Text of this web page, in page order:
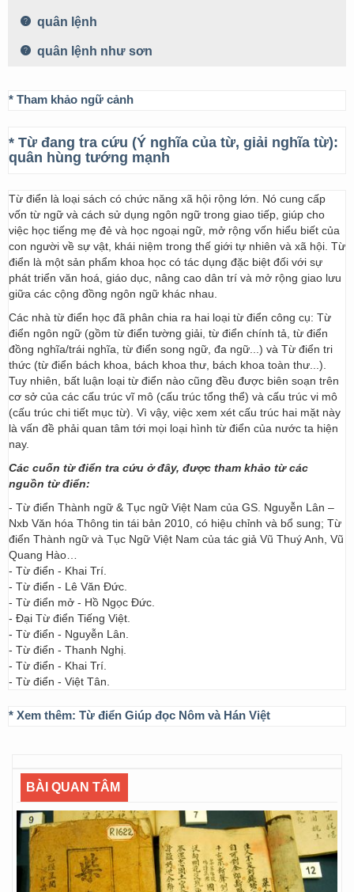
quân lệnh
quân lệnh như sơn
* Tham khảo ngữ cảnh
* Từ đang tra cứu (Ý nghĩa của từ, giải nghĩa từ):
quân hùng tướng mạnh
Từ điển là loại sách có chức năng xã hội rộng lớn. Nó cung cấp
vốn từ ngữ và cách sử dụng ngôn ngữ trong giao tiếp, giúp cho
việc học tiếng mẹ đẻ và học ngoại ngữ, mở rộng vốn hiểu biết của
con người về sự vật, khái niệm trong thế giới tự nhiên và xã hội. Từ
điển là một sản phẩm khoa học có tác dụng đặc biệt đối với sự
phát triển văn hoá, giáo dục, nâng cao dân trí và mở rộng giao lưu
giữa các cộng đồng ngôn ngữ khác nhau.
Các nhà từ điển học đã phân chia ra hai loại từ điển công cụ: Từ
điển ngôn ngữ (gồm từ điển tường giải, từ điển chính tả, từ điển
đồng nghĩa/trái nghĩa, từ điển song ngữ, đa ngữ...) và Từ điển tri
thức (từ điển bách khoa, bách khoa thư, bách khoa toàn thư...).
Tuy nhiên, bất luận loại từ điển nào cũng đều được biên soạn trên
cơ sở của các cấu trúc vĩ mô (cấu trúc tổng thể) và cấu trúc vi mô
(cấu trúc chi tiết mục từ). Vì vậy, việc xem xét cấu trúc hai mặt này
là vấn đề phải quan tâm tới mọi loại hình từ điển của nước ta hiện
nay.
Các cuốn từ điển tra cứu ở đây, được tham khảo từ các
nguồn từ điển:
- Từ điển Thành ngữ & Tục ngữ Việt Nam của GS. Nguyễn Lân –
Nxb Văn hóa Thông tin tái bản 2010, có hiệu chỉnh và bổ sung; Từ
điển Thành ngữ và Tục Ngữ Việt Nam của tác giả Vũ Thuý Anh, Vũ
Quang Hào…
- Từ điển - Khai Trí.
- Từ điển - Lê Văn Đức.
- Từ điển mở - Hồ Ngọc Đức.
- Đại Từ điển Tiếng Việt.
- Từ điển - Nguyễn Lân.
- Từ điển - Thanh Nghị.
- Từ điển - Khai Trí.
- Từ điển - Việt Tân.
* Xem thêm: Từ điển Giúp đọc Nôm và Hán Việt
BÀI QUAN TÂM